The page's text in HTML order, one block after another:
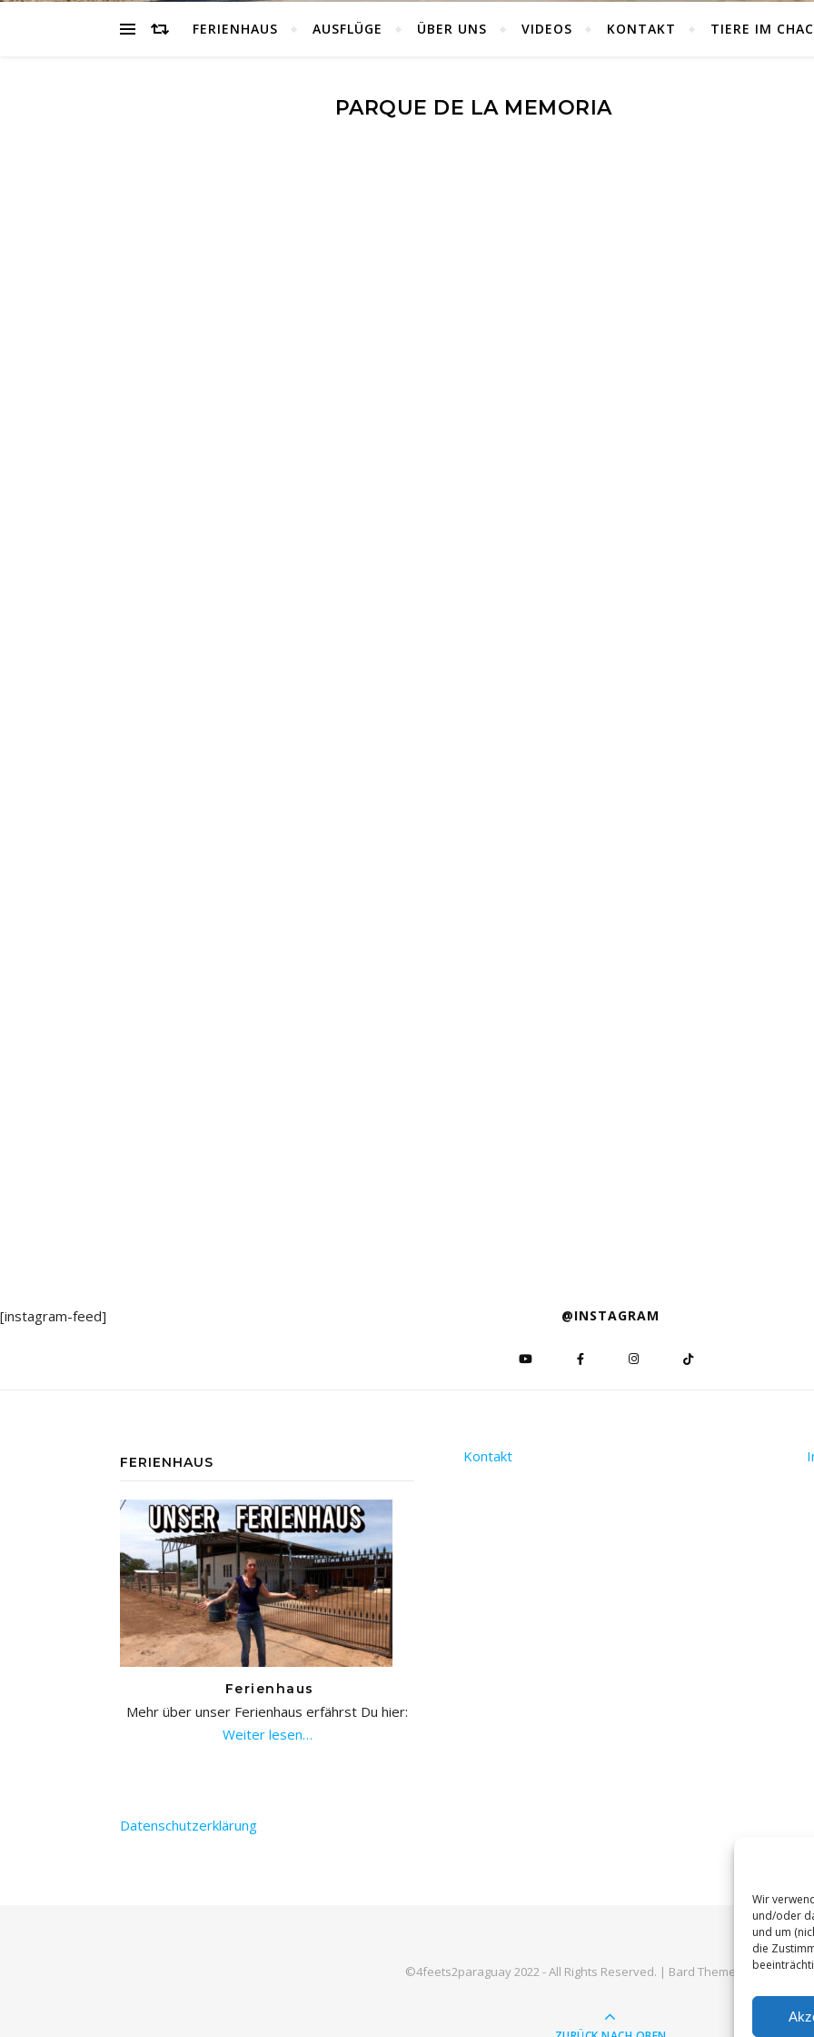
Wir
und/oder
und um
die
FERIENHAUS AUSFLÜGE ÜBER UNS VIDEOS KONTAKT TIERE IM
PARQUE DE LA MEMORIA
@INSTAGRAM
[instagram-feed]
FERIENHAUS
Ferienhaus
Mehr über unser Ferienhaus erfährst Du hier:
Weiter lesen…
Kontakt
Datenschutzerklärung
©4feets2paraguay 2022 - All Rights Reserved. | Bard Theme vonWP Royal